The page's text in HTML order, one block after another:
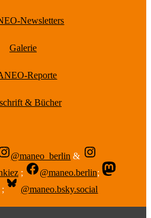
Newsletters
Galerie
Reporte
& Bücher
@maneo_berlin &
; @maneo.berlin;
; @maneo.bsky.social